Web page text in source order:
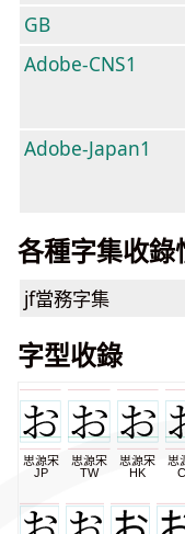
GB
Adobe-CNS1
Adobe-Japan1
各種字集收錄
jf當務字集
字型收錄
思源宋
JP
思源宋
TW
思源宋
HK
思